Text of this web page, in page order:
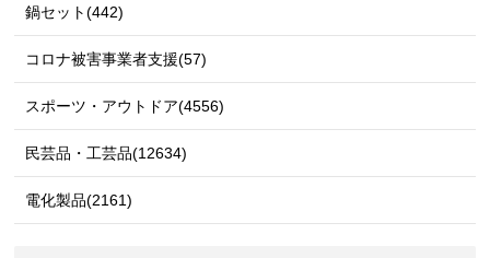
鍋セット(442)
コロナ被害事業者支援(57)
スポーツ・アウトドア(4556)
民芸品・工芸品(12634)
電化製品(2161)